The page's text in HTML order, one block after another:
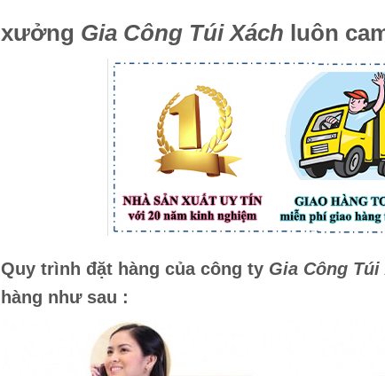
xưởng Gia Công Túi Xách luôn
Quy trình đặt hàng của công ty Gia Công Túi
hàng như sau :